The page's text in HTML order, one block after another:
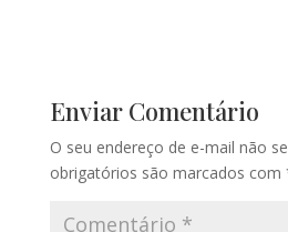
Enviar Comentário
O seu endereço de e-mail não
obrigatórios são marcados com